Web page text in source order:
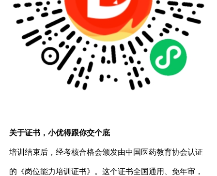
关于证书，小优得跟你交个底
培训结束后，经考核合格会颁发由中国医药教育协会认证
的《岗位能力培训证书》。这个证书全国通用、免年审，